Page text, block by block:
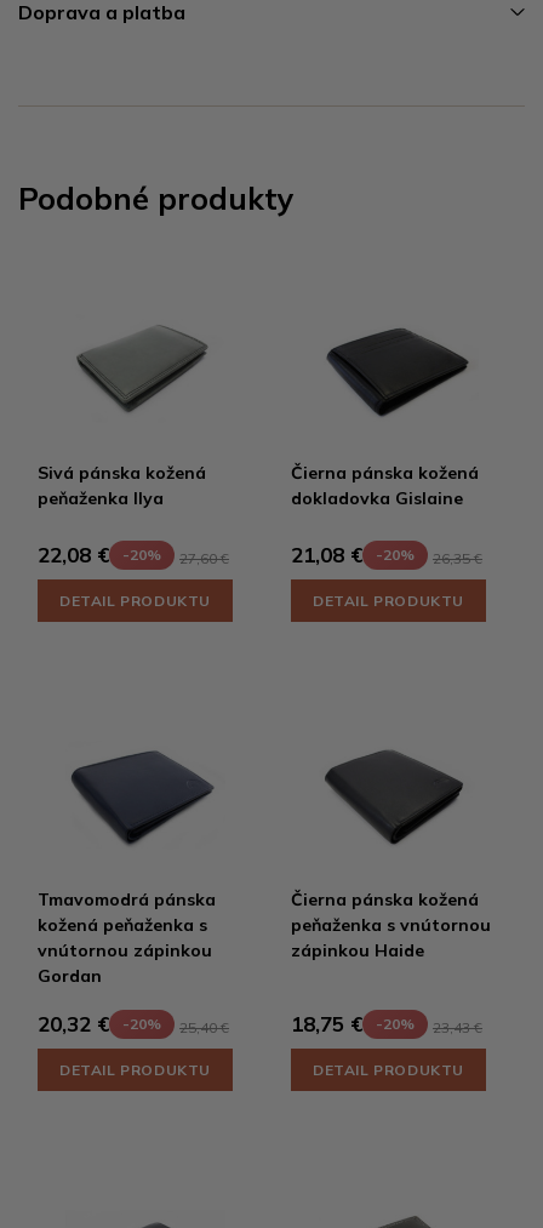
Doprava a platba
Podobné produkty
Sivá pánska kožená
peňaženka Ilya
22,08 € -20% 27,60 €
DETAIL PRODUKTU
Čierna pánska kožená
dokladovka Gislaine
21,08 € -20% 26,35 €
DETAIL PRODUKTU
Tmavomodrá pánska
kožená peňaženka s
vnútornou zápinkou
Gordan
20,32 € -20% 25,40 €
DETAIL PRODUKTU
Čierna pánska kožená
peňaženka s vnútornou
zápinkou Haide
18,75 € -20% 23,43 €
DETAIL PRODUKTU